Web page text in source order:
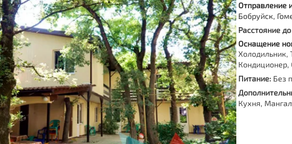
Отправление
Бобруйск,
Расстояние
Оснащение
Холодильник,
Кондиционер,
Питание:Без
Кухня, Мангал